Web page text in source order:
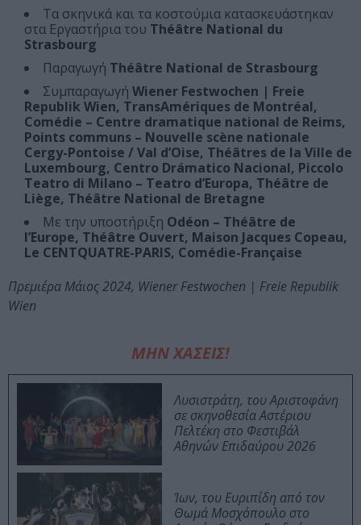
Τα σκηνικά και τα κοστούμια κατασκευάστηκαν
στα Εργαστήρια του Théâtre National du
Strasbourg
Παραγωγή Théâtre National de Strasbourg
Συμπαραγωγή Wiener Festwochen | Freie
Republik Wien, TransAmériques de Montréal,
Comédie – Centre dramatique national de Reims,
Points communs – Nouvelle scène nationale
Cergy-Pontoise / Val d’Oise, Théâtres de la Ville de
Luxembourg, Centro Drámatico Nacional, Piccolo
Teatro di Milano – Teatro d’Europa, Théâtre de
Liège, Théâtre National de Bretagne
Με την υποστήριξη Odéon – Théâtre de
l’Europe, Théâtre Ouvert, Maison Jacques Copeau,
Le CENTQUATRE-PARIS, Comédie-Française
Πρεμιέρα Μάιος 2024, Wiener Festwochen | Freie Republik
Wien
ΜΗΝ ΧΑΣΕΙΣ!
Λυσιστράτη, του Αριστοφάνη
σε σκηνοθεσία Αστέριου
Πελτέκη στο Φεστιβάλ
Αθηνών Επιδαύρου 2026
Ίων, του Ευριπίδη από τον
Θωμά Μοσχόπουλο στο